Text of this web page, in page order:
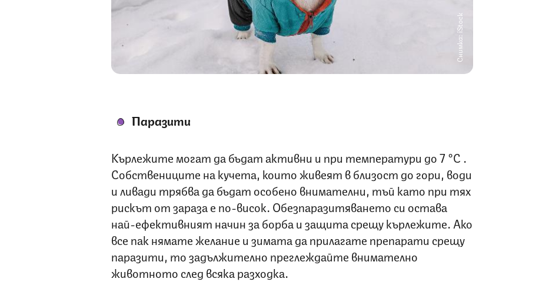
Снимка: iStock
Паразити
Кърлежите могат да бъдат активни и при температури до 7 °C .
Собствениците на кучета, които живеят в близост до гори, води
и ливади трябва да бъдат особено внимателни, тъй като при тях
рискът от зараза е по-висок. Обезпаразитяването си остава
най-ефективният начин за борба и защита срещу кърлежите. Ако
все пак нямате желание и зимата да прилагате препарати срещу
паразити, то задължително преглеждайте внимателно
животното след всяка разходка.